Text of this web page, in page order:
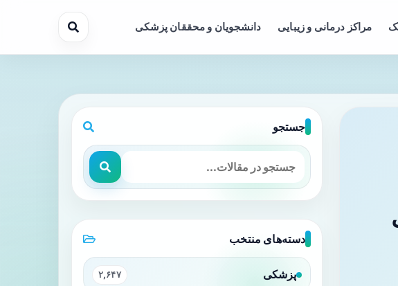
مراکز درمانی و زیبایی دانشجویان و محققان پزشکی
توضیح‌پذیر
جستجو
دسته‌های منتخب
پزشکی ۲,۶۴۷